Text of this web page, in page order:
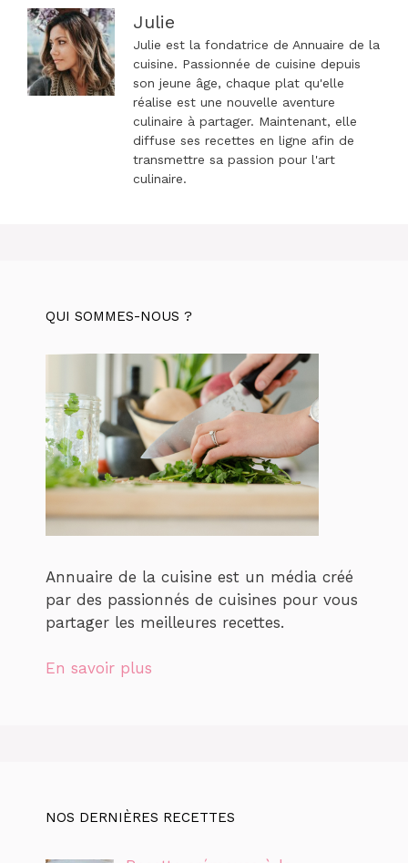
Julie
Julie est la fondatrice de Annuaire de la
cuisine. Passionnée de cuisine depuis
son jeune âge, chaque plat qu'elle
réalise est une nouvelle aventure
culinaire à partager. Maintenant, elle
diffuse ses recettes en ligne afin de
transmettre sa passion pour l'art
culinaire.
QUI SOMMES-NOUS ?
Annuaire de la cuisine est un média créé
par des passionnés de cuisines pour vous
partager les meilleures recettes.
En savoir plus
NOS DERNIÈRES RECETTES